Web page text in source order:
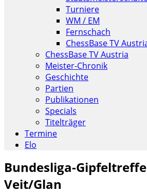
Turniere
WM / EM
Fernschach
ChessBase TV
ChessBase TV Austria
Meister-Chronik
Geschichte
Partien
Publikationen
Specials
Titelträger
Termine
Elo
Bundesliga-
Veit/Glan